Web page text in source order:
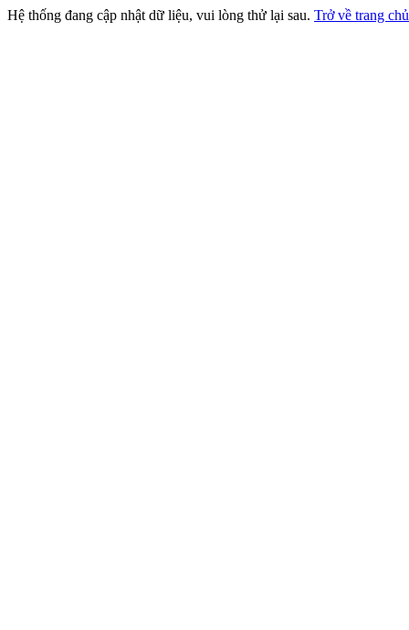
Hệ thống đang cập nhật dữ liệu, vui lòng thử lại sau. Trở về trang chủ